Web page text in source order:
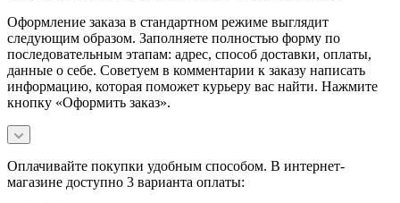
Оформление заказа в стандартном режиме выглядит
следующим образом. Заполняете полностью форму по
последовательным этапам: адрес, способ доставки, оплаты,
данные о себе. Советуем в комментарии к заказу написать
информацию, которая поможет курьеру вас найти. Нажмите
кнопку «Оформить заказ».
Оплачивайте покупки удобным способом. В интернет-
магазине доступно 3 варианта оплаты: